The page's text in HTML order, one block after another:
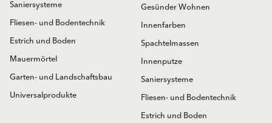
Saniersysteme
Fliesen- und Bodentechnik
Estrich und Boden
Mauermörtel
Garten- und Landschaftsbau
Universalprodukte
Gesünder Wohnen
Innenfarben
Spachtelmassen
Innenputze
Saniersysteme
Fliesen- und Bodentechnik
Estrich und Boden